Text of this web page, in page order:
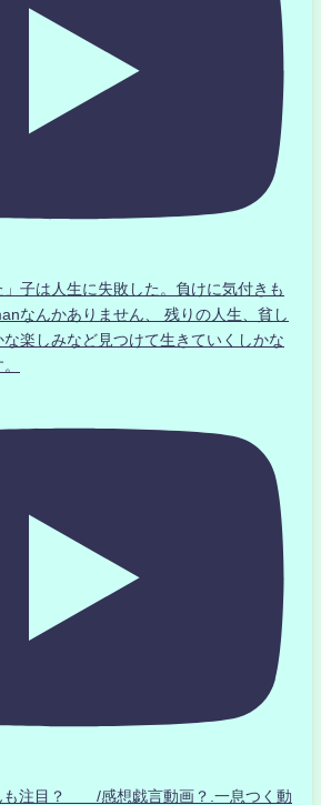
子は人生に失敗した。負けに気付きも
なんかありません、 残りの人生、貧し
な楽しみなど見つけて生きていくしかな
も注目？ /感想戯言動画？.一息つく動